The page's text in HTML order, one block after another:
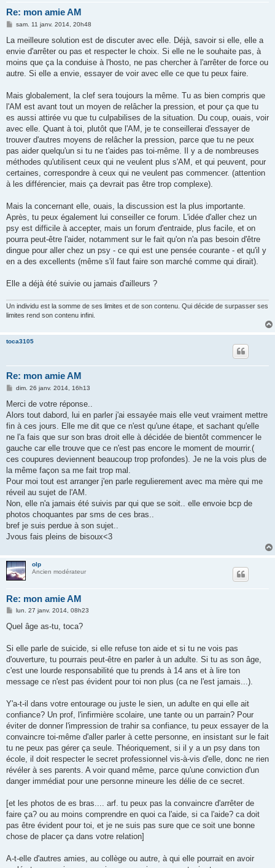
Re: mon amie AM
M
s
a
g
sam. 11 janv. 2014, 20h48
La meilleure solution est de discuter avec elle. Déjà, savoir si elle, elle a
envie d'arrêter ou pas et respecter le choix. Si elle ne le souhaite pas, à
moins que ça la conduise à l'hosto, ne pas chercher à l'arrêter de force ou
autre. Si elle a envie, essayer de voir avec elle ce que tu peux faire.
Mais globalement, la clef sera toujours la même. Tu as bien compris que
l'AM est avant tout un moyen de relâcher la pression, et pour ça que tu
es aussi attirée vu que tu culpabilises de la situation. Du coup, ouais, voir
avec elle. Quant à toi, plutôt que l'AM, je te conseillerai d'essayer de
trouver d'autres moyens de relâcher la pression, parce que tu ne peux
pas aider quelqu'un si tu ne t'aides pas toi-même. Il y a de nombreuses
méthodes qu'utilisent ceux qui ne veulent plus s'AM, et qui peuvent, pour
certaines, correspondre à ceux qui ne veulent pas commencer. (attention
à les différencier, mais ça devrait pas être trop complexe).
Mais la concernant elle, ouais, la discussion est la plus importante.
Après, tu peux également lui conseiller ce forum. L'idée d'aller chez un
psy est difficile à accepter, mais un forum d'entraide, plus facile, et on
pourra peut-être l'aider, notamment sur le fait qu'on n'a pas besoin d'être
dingue pour aller chez un psy - ce qui est une pensée courante - et qu'il y
en a des excellents (même s'il faut faire son marché comme qui dirait).
Elle a déjà été suivie ou jamais d'ailleurs ?
Un individu est la somme de ses limites et de son contenu. Qui décide de surpasser ses
limites rend son contenu infini.
toca3105
Re: mon amie AM
M
s
a
g
dim. 26 janv. 2014, 16h13
Merci de votre réponse..
Alors tout dabord, lui en parler j'ai essayée mais elle veut vraiment mettre
fin à ces jours. Elle me dit que ce n'est qu'une étape, et sachant qu'elle
ne l'a fais que sur son bras droit elle à décidée de bientôt commencer le
gauche car elle trouve que ce n'est pas encore le moment de mourrir.(
ces coupures deviennent beaucoup trop profondes). Je ne la vois plus de
la même façon sa me fait trop mal.
Pour moi tout est arranger j'en parle regulierement avec ma mère qui me
réveil au sujet de l'AM.
Non, elle n'a jamais été suivis par qui que se soit.. elle envoie bcp de
photos choquantes par sms de ces bras..
bref je suis perdue à son sujet..
Jvous fais pleins de bisoux<3
olp
Ancien modérateur
Re: mon amie AM
M
s
g
lun. 27 janv. 2014, 08h23
Quel âge as-tu, toca?
Si elle parle de suicide, si elle refuse ton aide et si tu ne vois pas
d'ouverture, tu pourrais peut-être en parler à un adulte. Si tu as son âge,
c'est une lourde responsabilité que tu prends à 14 ans et à lire ton
message ce n'est pas évident pour toi non plus (ca ne l'est jamais...).
Y'a-t-il dans votre entourage ou juste le sien, un adulte en qui elle ait
confiance? Un prof, l'infirmière scolaire, une tante ou un parrain? Pour
éviter de donner l'impression de trahir sa confiance, tu peux essayer de la
convaincre toi-même d'aller parler à cette personne, en insistant sur le fait
tu ne peux pas gérer ça seule. Théoriquement, si il y a un psy dans ton
école, il doit respecter le secret professionnel vis-à-vis d'elle, donc ne rien
révéler à ses parents. A voir quand même, parce qu'une conviction d'un
danger immédiat pour une personne mineure les délie de ce secret.
[et les photos de es bras.... arf. tu peux pas la convaincre d'arrêter de
faire ça? ou au moins comprendre en quoi ca l'aide, si ca l'aide? ca doit
pas être évident pour toi, et je ne suis pas sure que ce soit une bonne
chose de placer ça dans votre relation]
A-t-elle d'autres amies, au collège ou autre, à qui elle pourrait en avoir